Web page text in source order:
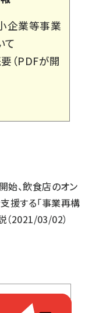
企業等事業
て
（PDFが開
始、飲食店のオン
援する「事業再構
（2021/03/02）